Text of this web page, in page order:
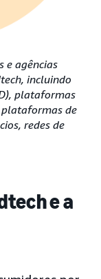
e agências
incluindo
plataformas
plataformas de
redes de
e a